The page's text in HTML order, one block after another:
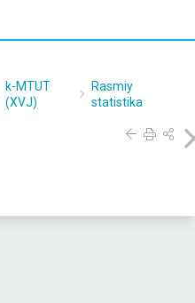
k-MTUT
(XVJ)
Rasmiy
statistika